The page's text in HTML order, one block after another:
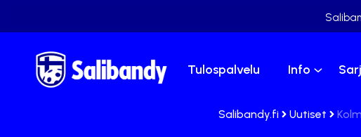
Tulospalvelu Info
Salibandy.fi Uutiset